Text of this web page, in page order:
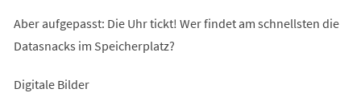
Aber aufgepasst: Die Uhr tickt! Wer findet am schnellsten die
Datasnacks im Speicherplatz?
Digitale Bilder